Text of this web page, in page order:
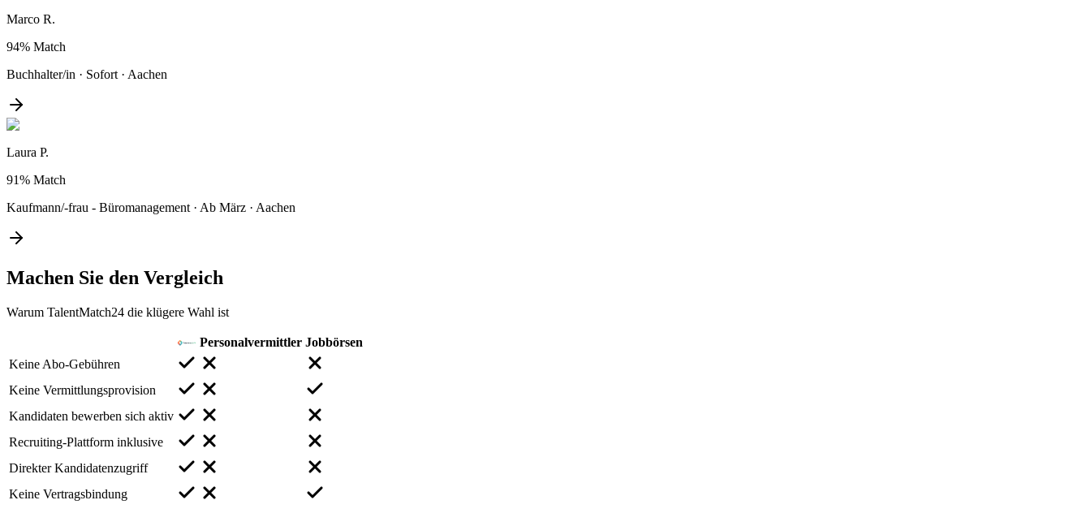
Marco R.
94% Match
Buchhalter/in · Sofort · Aachen
Laura P.
91% Match
Kaufmann/-frau - Büromanagement · Ab März · Aachen
Machen Sie den Vergleich
Warum TalentMatch24 die klügere Wahl ist
Personalvermittler Jobbörsen
Keine Abo-Gebühren
Keine Vermittlungsprovision
Kandidaten bewerben sich aktiv
Recruiting-Plattform inklusive
Direkter Kandidatenzugriff
Keine Vertragsbindung